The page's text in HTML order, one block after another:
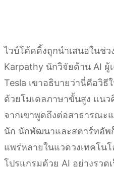
ไวบ์โค้ดดิ้งถูกนำเสนอในช่
Karpathy นักวิจัยด้าน AI ผู้
Tesla เขาอธิบายว่านี่คือวิ
ด้วยโมเดลภาษาขั้นสูง แน
จากเขาพูดถึงต่อสาธารณะ
นัก นักพัฒนาและสตาร์ทอัพ
แพร่หลายในแวดวงเทคโน
โปรแกรมด้วย AI อย่างรวดเ